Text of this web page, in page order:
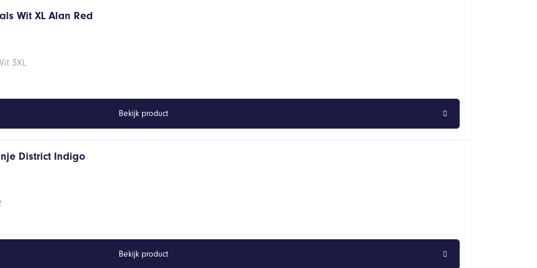
Wit XL Alan Red
3XL
Bekijk product
District Indigo
Bekijk product